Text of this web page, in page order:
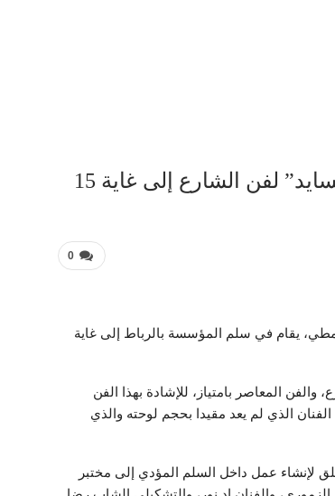
الرباط تحتضن معرض “ستريت آرت إينسايد” لفن الشارع إلى غاية 15
0
يقام في سلم المؤسسة بالرباط إلى غاية
المعاصر بامتياز، للإشادة بهذا الفن
الذي لم يعد مقيدا بحجم لوحته والذي
لإنشاء عمل داخل السلم المؤدي إلى مختبر